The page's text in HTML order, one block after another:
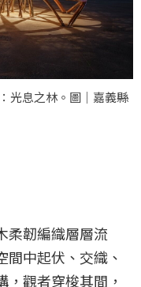
光息之林。圖｜嘉義縣
柔韌編織層層流
中起伏、交織、
觀者穿梭其間，